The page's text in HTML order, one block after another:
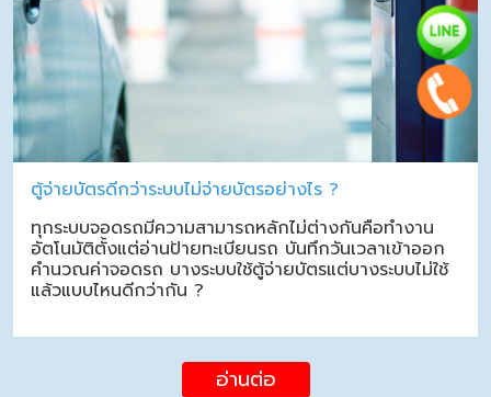
ตู้จ่ายบัตรดีกว่าระบบไม่จ่ายบัตรอย่างไร ?
ทุกระบบจอดรถมีความสามารถหลักไม่ต่างกันคือทำงาน
อัตโนมัติตั้งแต่อ่านป้ายทะเบียนรถ บันทึกวันเวลาเข้าออก
คำนวณค่าจอดรถ บางระบบใช้ตู้จ่ายบัตรแต่บางระบบไม่ใช้
แล้วแบบไหนดีกว่ากัน ?
อ่านต่อ